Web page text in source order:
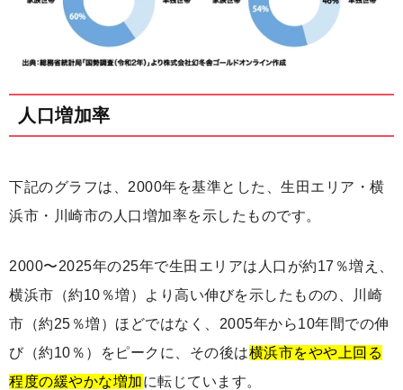
人口増加率
下記のグラフは、2000年を基準とした、生田エリア・横
浜市・川崎市の人口増加率を示したものです。
2000〜2025年の25年で生田エリアは人口が約17％増え、
横浜市（約10％増）より高い伸びを示したものの、川崎
市（約25％増）ほどではなく、2005年から10年間での伸
び（約10％）をピークに、その後は横浜市をやや上回る
程度の緩やかな増加に転じています。